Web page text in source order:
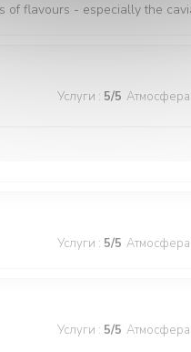
of flavours - especially the
Услуги : 5/5 Атмосфера
Услуги : 5/5 Атмосфера
Услуги : 5/5 Атмосфера